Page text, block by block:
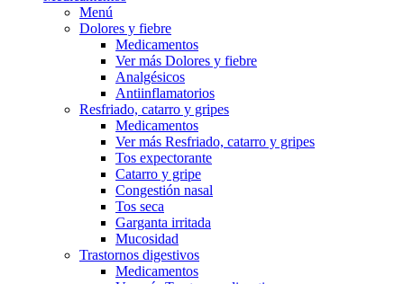
Menú
Dolores y fiebre
Medicamentos
Ver más Dolores y fiebre
Analgésicos
Antiinflamatorios
Resfriado, catarro y gripes
Medicamentos
Ver más Resfriado, catarro y gripes
Tos expectorante
Catarro y gripe
Congestión nasal
Tos seca
Garganta irritada
Mucosidad
Trastornos digestivos
Medicamentos